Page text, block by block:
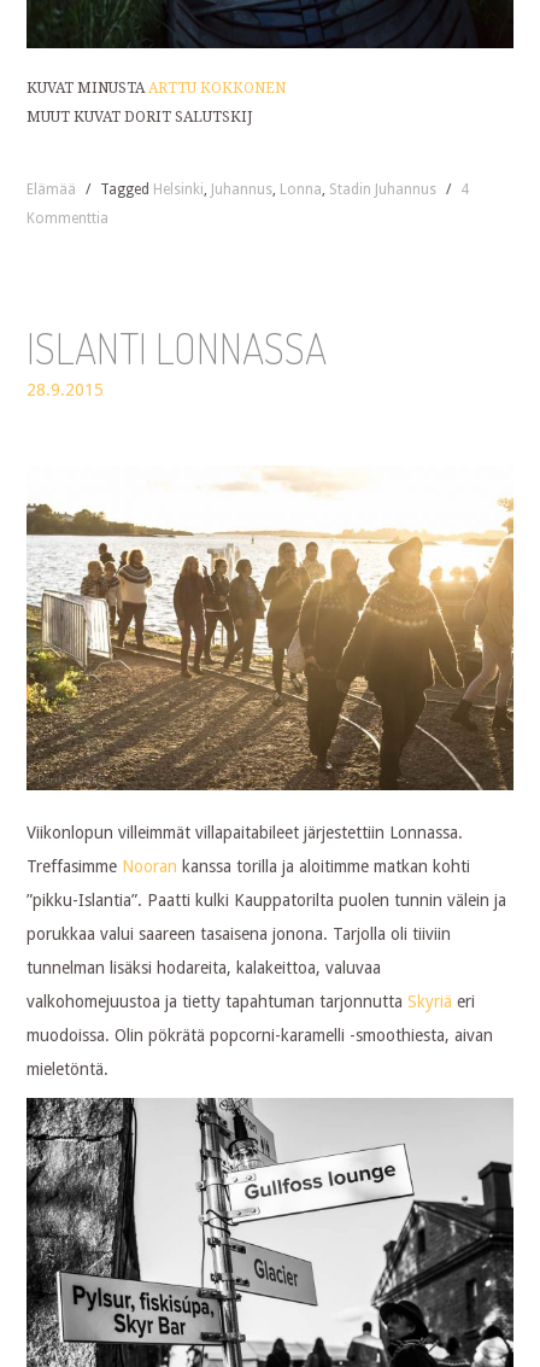
KUVAT MINUSTA ARTTU KOKKONEN
MUUT KUVAT DORIT SALUTSKIJ
Elämää / Tagged Helsinki Juhannus Lonna Stadin Juhannus / 4
Kommenttia
ISLANTI LONNASSA
28.9.2015
Viikonlopun villeimmät villapaitabileet järjestettiin Lonnassa.
Treffasimme Nooran kanssa torilla ja aloitimme matkan kohti
”pikku-Islantia”. Paatti kulki Kauppatorilta puolen tunnin välein ja
porukkaa valui saareen tasaisena jonona. Tarjolla oli tiiviin
tunnelman lisäksi hodareita, kalakeittoa, valuvaa
valkohomejuustoa ja tietty tapahtuman tarjonnuttaSkyriä eri
muodoissa. Olin pökrätä popcorni-karamelli -smoothiesta, aivan
mieletöntä.